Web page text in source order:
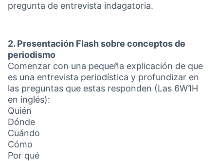
pregunta de entrevista indagatoria.
2. Presentación Flash sobre conceptos de
periodismo
Comenzar con una pequeña explicación de que
es una entrevista periodística y profundizar en
las preguntas que estas responden (Las 6W1H
en inglés):
Quién
Dónde
Cuándo
Cómo
Por qué